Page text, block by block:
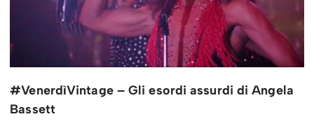
#VenerdìVintage – Gli esordi assurdi di Angela
Bassett